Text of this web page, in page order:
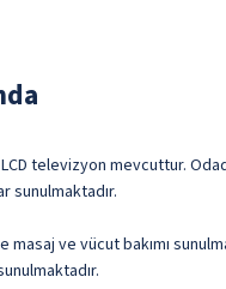
televizyon mevcuttur.
sunulmaktadır.
ve vücut bakımı